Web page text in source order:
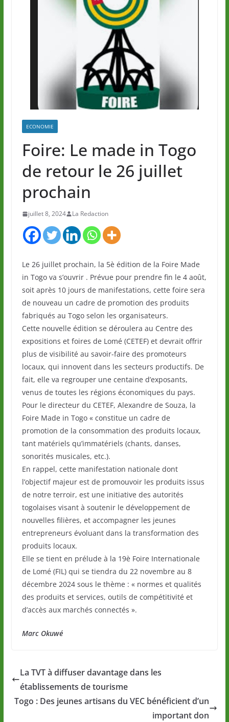
ECONOMIE
Foire: Le made in Togo
de retour le 26 juillet
prochain
juillet 8, 2024 La Redaction
Le 26 juillet prochain, la 5è édition de la Foire Made
in Togo va s’ouvrir . Prévue pour prendre fin le 4 août,
soit après 10 jours de manifestations, cette foire sera
de nouveau un cadre de promotion des produits
fabriqués au Togo selon les organisateurs.
Cette nouvelle édition se déroulera au Centre des
expositions et foires de Lomé (CETEF) et devrait offrir
plus de visibilité au savoir-faire des promoteurs
locaux, qui innovent dans les secteurs productifs. De
fait, elle va regrouper une centaine d’exposants,
venus de toutes les régions économiques du pays.
Pour le directeur du CETEF, Alexandre de Souza, la
Foire Made in Togo « constitue un cadre de
promotion de la consommation des produits locaux,
tant matériels qu’immatériels (chants, danses,
sonorités musicales, etc.).
En rappel, cette manifestation nationale dont
l’objectif majeur est de promouvoir les produits issus
de notre terroir, est une initiative des autorités
togolaises visant à soutenir le développement de
nouvelles filières, et accompagner les jeunes
entrepreneurs évoluant dans la transformation des
produits locaux.
Elle se tient en prélude à la 19è Foire Internationale
de Lomé (FIL) qui se tiendra du 22 novembre au 8
décembre 2024 sous le thème : « normes et qualités
des produits et services, outils de compétitivité et
d’accès aux marchés connectés ».
Marc Okuwé
La TVT à diffuser davantage dans les
établissements de tourisme
Togo : Des jeunes artisans du VEC bénéficient d’un
important don